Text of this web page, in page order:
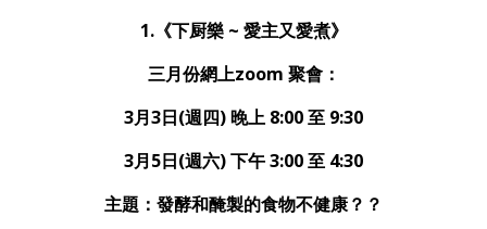
1.《下厨樂~ 愛主又愛煮》
三月份網上zoom 聚會：
3月3日(週四) 晚上 8:00 至 9:30
3月5日(週六) 下午 3:00 至 4:30
主題：發酵和醃製的食物不健康？？